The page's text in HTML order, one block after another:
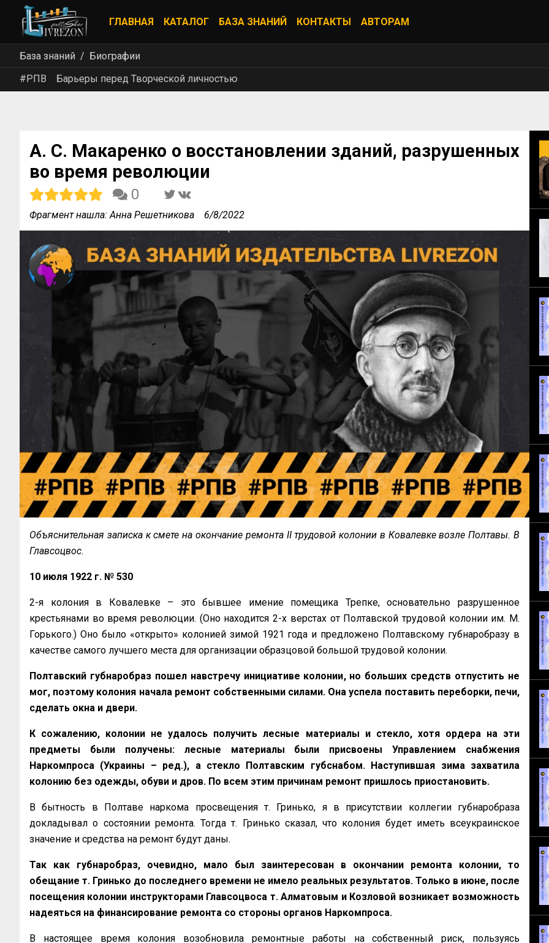
ГЛАВНАЯ КАТАЛОГ БАЗА ЗНАНИЙ КОНТАКТЫ АВТОРАМ
База знаний
Биографии
#РПВ
Барьеры перед Творческой личностью
А. С. Макаренко о восстановлении зданий, разрушенных
во время революции
0
Фрагмент нашла: Анна Решетникова 6/8/2022
Объяснительная записка к смете на окончание ремонта II трудовой колонии в Ковалевке возле Полтавы. В
Главсоцвос.
10 июля 1922 г. № 530
2-я колония в Ковалевке – это бывшее имение помещика Трепке, основательно разрушенное
крестьянами во время революции. (Оно находится 2-х верстах от Полтавской трудовой колонии им. М.
Горького.) Оно было «открыто» колонией зимой 1921 года и предложено Полтавскому губнаробразу в
качестве самого лучшего места для организации образцовой большой трудовой колонии.
Полтавский губнаробраз пошел навстречу инициативе колонии, но больших средств отпустить не
мог, поэтому колония начала ремонт собственными силами. Она успела поставить переборки, печи,
сделать окна и двери.
К сожалению, колонии не удалось получить лесные материалы и стекло, хотя ордера на эти
предметы были получены: лесные материалы были присвоены Управлением снабжения
Наркомпроса (Украины – ред.), а стекло Полтавским губснабом. Наступившая зима захватила
колонию без одежды, обуви и дров. По всем этим причинам ремонт пришлось приостановить.
В бытность в Полтаве наркома просвещения т. Гринько, я в присутствии коллегии губнаробраза
докладывал о состоянии ремонта. Тогда т. Гринько сказал, что колония будет иметь всеукраинское
значение и средства на ремонт будут даны.
Так как губнаробраз, очевидно, мало был заинтересован в окончании ремонта колонии, то
обещание т. Гринько до последнего времени не имело реальных результатов. Только в июне, после
посещения колонии инструкторами Главсоцвоса т. Алматовым и Козловой возникает возможность
надеяться на финансирование ремонта со стороны органов Наркомпроса.
В настоящее время колония возобновила ремонтные работы на собственный риск, пользуясь